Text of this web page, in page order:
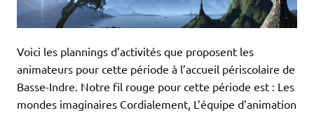
Voici les plannings d’activités que proposent les
animateurs pour cette période à l’accueil périscolaire de
Basse-Indre. Notre fil rouge pour cette période est : Les
mondes imaginaires Cordialement, L’équipe d’animation